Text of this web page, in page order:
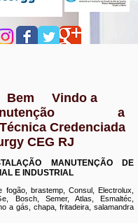
Bem Vindo a
Manutenção a
Credenciada
CEG RJ
MANUTENÇÃO DE
E INDUSTRIAL
fogão, brastemp, Consul, Electrolux,
Bosch, Semer, Atlas, Esmaltéc,
a gás, chapa, fritadeira, salamandra